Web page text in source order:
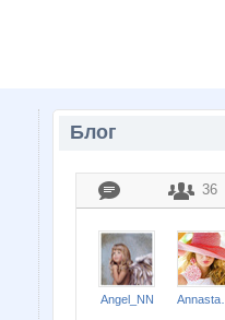
Блог
36
Angel_NN